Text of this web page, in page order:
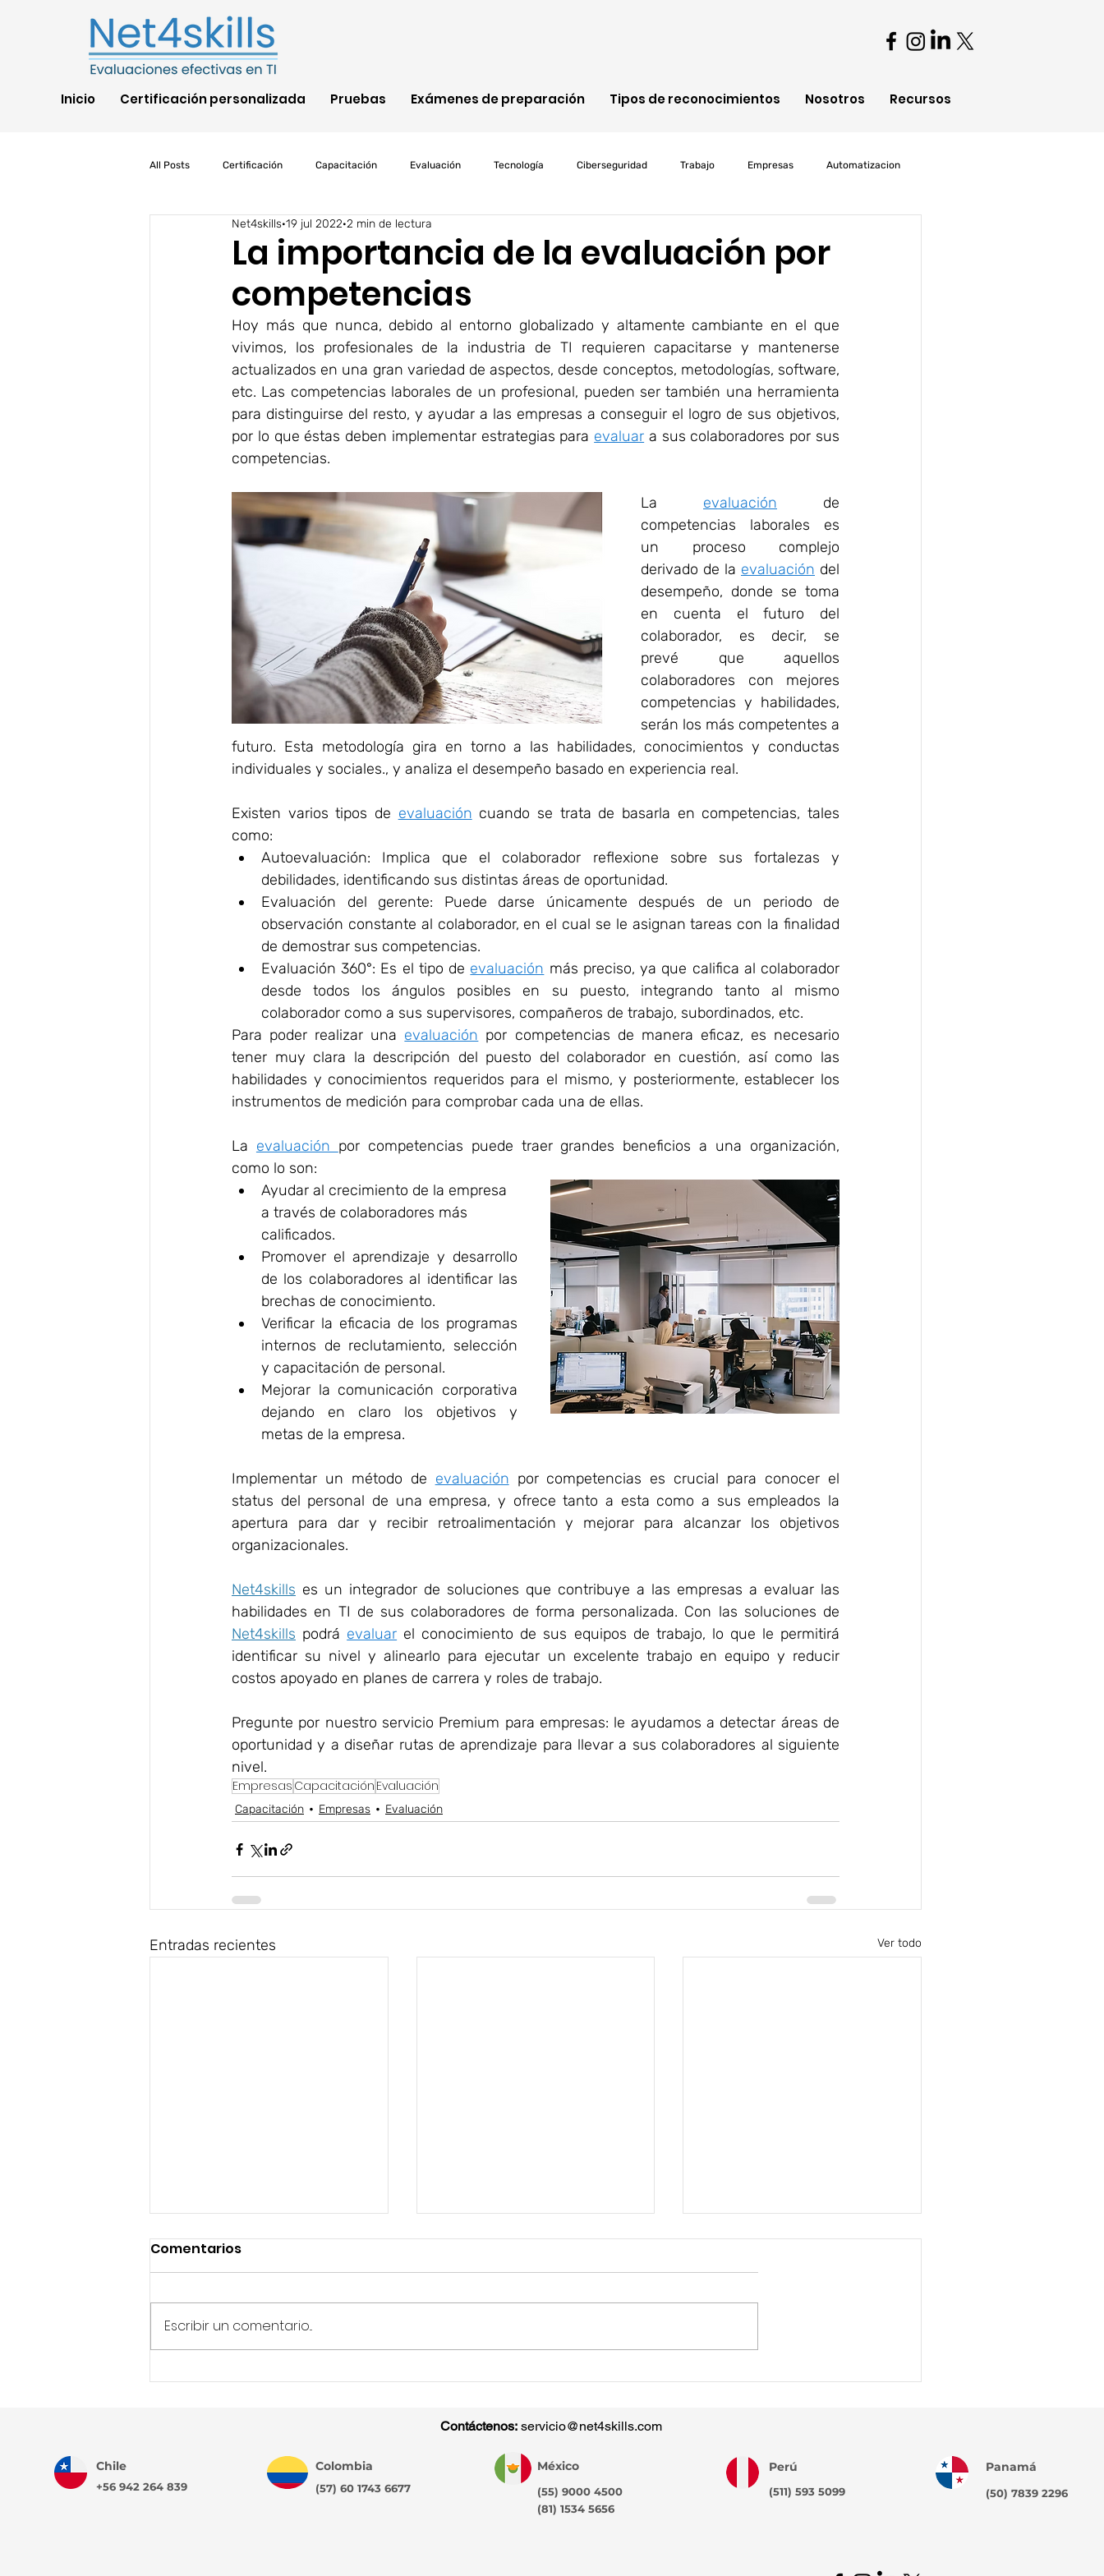
Inicio Certificación personalizada Pruebas Exámenes de preparación Tipos de reconocimientos Nosotros Recursos
All Posts Certificación Capacitación Evaluación Tecnología Ciberseguridad Trabajo Empresas Automatizacion
COVID IA AWS Cisco
Pruebas de habilidades Seguridad riesgos Net4skills
La importancia de la evaluación por
competencias
Net4skills 19 jul 2022 2 min de lectura
Hoy más que nunca, debido al entorno globalizado y altamente cambiante en el que
vivimos, los profesionales de la industria de TI requieren capacitarse y mantenerse
actualizados en una gran variedad de aspectos, desde conceptos, metodologías, software,
etc. Las competencias laborales de un profesional, pueden ser también una herramienta
para distinguirse del resto, y ayudar a las empresas a conseguir el logro de sus objetivos,
por lo que éstas deben implementar estrategias para evaluar a sus colaboradores por sus
competencias.
La evaluación de
competencias laborales es
un proceso complejo
derivado de la evaluación del
desempeño, donde se toma
en cuenta el futuro del
colaborador, es decir, se
prevé que aquellos
colaboradores con mejores
competencias y habilidades,
serán los más competentes a
futuro. Esta metodología gira en torno a las habilidades, conocimientos y conductas
individuales y sociales., y analiza el desempeño basado en experiencia real.
Existen varios tipos de evaluación cuando se trata de basarla en competencias, tales
como:
Autoevaluación: Implica que el colaborador reflexione sobre sus fortalezas y
debilidades, identificando sus distintas áreas de oportunidad.
Evaluación del gerente: Puede darse únicamente después de un periodo de
observación constante al colaborador, en el cual se le asignan tareas con la finalidad
de demostrar sus competencias.
Evaluación 360°: Es el tipo de evaluación más preciso, ya que califica al colaborador
desde todos los ángulos posibles en su puesto, integrando tanto al mismo
colaborador como a sus supervisores, compañeros de trabajo, subordinados, etc.
Para poder realizar una evaluación por competencias de manera eficaz, es necesario
tener muy clara la descripción del puesto del colaborador en cuestión, así como las
habilidades y conocimientos requeridos para el mismo, y posteriormente, establecer los
instrumentos de medición para comprobar cada una de ellas.
La evaluación por competencias puede traer grandes beneficios a una organización,
como lo son:
Ayudar al crecimiento de la empresa
a través de colaboradores más
calificados.
Promover el aprendizaje y desarrollo
de los colaboradores al identificar las
brechas de conocimiento.
Verificar la eficacia de los programas
internos de reclutamiento, selección
y capacitación de personal.
Mejorar la comunicación corporativa
dejando en claro los objetivos y
metas de la empresa.
Implementar un método de evaluación por competencias es crucial para conocer el
status del personal de una empresa, y ofrece tanto a esta como a sus empleados la
apertura para dar y recibir retroalimentación y mejorar para alcanzar los objetivos
organizacionales.
Net4skills es un integrador de soluciones que contribuye a las empresas a evaluar las
Net4skills podrá evaluar el conocimiento de sus equipos de trabajo, lo que le permitirá
identificar su nivel y alinearlo para ejecutar un excelente trabajo en equipo y reducir
costos apoyado en planes de carrera y roles de trabajo.
Pregunte por nuestro servicio Premium para empresas: le ayudamos a detectar áreas de
oportunidad y a diseñar rutas de aprendizaje para llevar a sus colaboradores al siguiente
nivel.
Empresas Capacitación Evaluación
Capacitación Empresas Evaluación
Entradas recientes Ver todo
IA transformando las
Pruebas Diagnósticas de
alinear talento y
Del diagnóstico al éxito:
Comentarios
Escribir un comentario...
Contáctenos: servicio@net4skills.com
Chile
+56 942 264 839
Colombia
(57) 60 1743 6677
México
(55) 9000 4500
(81) 1534 5656
Perú
(511) 593 5099
Panamá
(50) 7839 2296